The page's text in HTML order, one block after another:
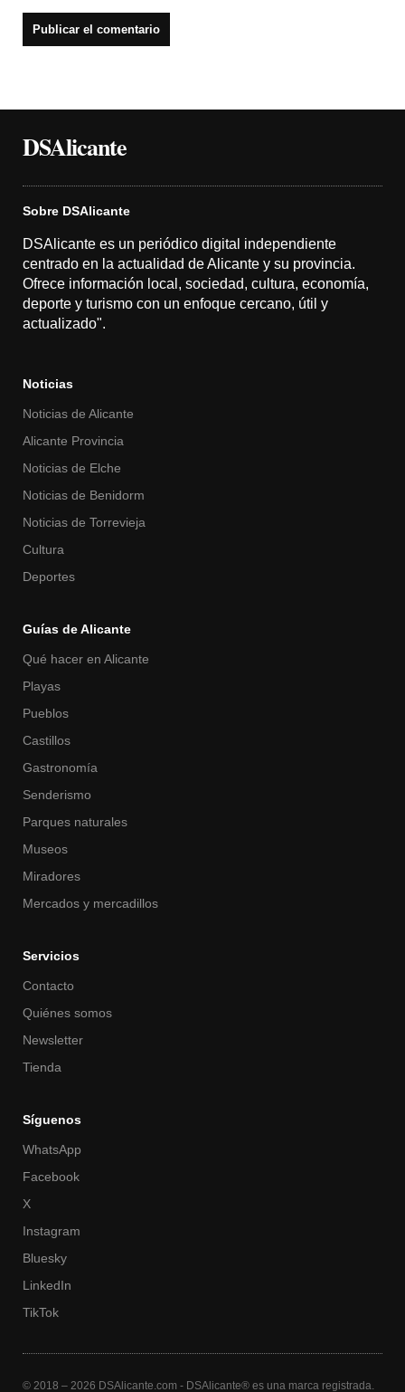
DSAlicante
Sobre DSAlicante
DSAlicante es un periódico digital independiente
centrado en la actualidad de Alicante y su provincia.
Ofrece información local, sociedad, cultura, economía,
deporte y turismo con un enfoque cercano, útil y
actualizado".
Noticias
Noticias de Alicante
Alicante Provincia
Noticias de Elche
Noticias de Benidorm
Noticias de Torrevieja
Cultura
Deportes
Guías de Alicante
Qué hacer en Alicante
Playas
Pueblos
Castillos
Gastronomía
Senderismo
Parques naturales
Museos
Miradores
Mercados y mercadillos
Servicios
Contacto
Quiénes somos
Newsletter
Tienda
Síguenos
WhatsApp
Facebook
X
Instagram
Bluesky
LinkedIn
TikTok
© 2018 – 2026 DSAlicante.com - DSAlicante® es una marca registrada.